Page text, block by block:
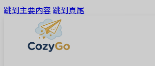
跳到主要內容 跳到頁尾